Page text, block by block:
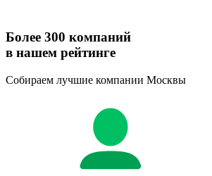
Более 300 компаний
в нашем рейтинге
Собираем лучшие компании Москвы